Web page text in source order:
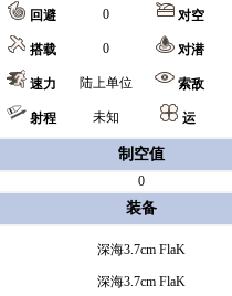
回避 0 对空
搭载 0 对潜
速力 陆上单位 索敌
射程 未知 运
制空值
0
装备
深海3.7cm FlaK
深海3.7cm FlaK